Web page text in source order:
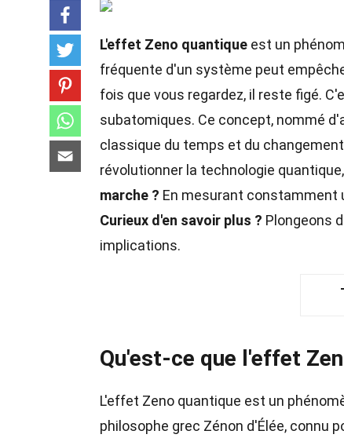
L'effet Zeno quantique est un
fréquente d'un système peut
fois que vous regardez, il reste figé.
subatomiques. Ce concept, nommé
classique du temps et du
révolutionner la technologie
marche ? En mesurant constamment
Curieux d'en savoir plus ? Plongeons
implications.
Qu'est-ce que l'effet
L'effet Zeno quantique est un
philosophe grec Zénon d'Élée, connu